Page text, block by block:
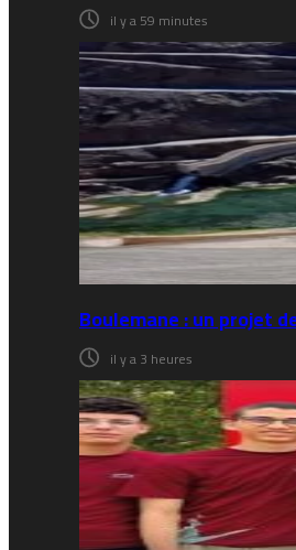
il y a 59 minutes
Boulemane : un projet
il y a 3 heures